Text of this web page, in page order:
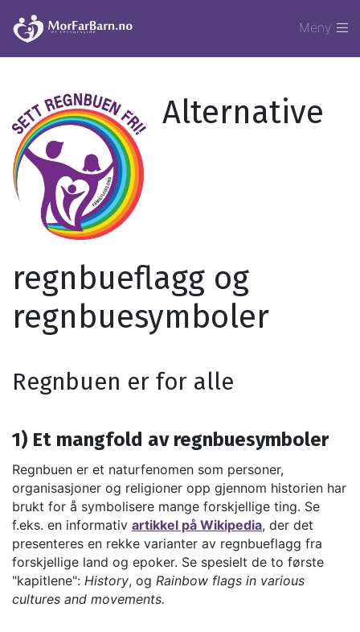
Meny
Alternative
regnbueflagg og
regnbuesymboler
Regnbuen er for alle
1) Et mangfold av regnbuesymboler
Regnbuen er et naturfenomen som personer,
organisasjoner og religioner opp gjennom historien har
brukt for å symbolisere mange forskjellige ting. Se
f.eks. en informativ artikkel på Wikipedia, der det
presenteres en rekke varianter av regnbueflagg fra
forskjellige land og epoker. Se spesielt de to første
"kapitlene": History, og Rainbow flags in various
cultures and movements.